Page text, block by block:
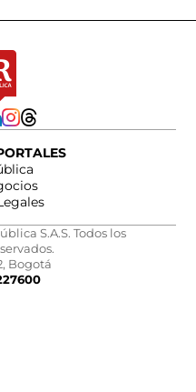
S.A.S. Todos los
Bogotá